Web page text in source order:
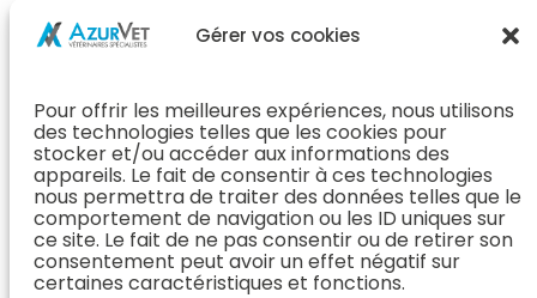
Gérer vos cookies
Pour offrir les meilleures expériences, nous utilisons
des technologies telles que les cookies pour
stocker et/ou accéder aux informations des
appareils. Le fait de consentir à ces technologies
nous permettra de traiter des données telles que le
comportement de navigation ou les ID uniques sur
ce site. Le fait de ne pas consentir ou de retirer son
consentement peut avoir un effet négatif sur
certaines caractéristiques et fonctions.
réalisation de
option adjuvante
intéressante pour
certains patients. Ce
vaccin n’est pas
commercialisé en
Europe, mais peut
être importé sous
certaines conditions.